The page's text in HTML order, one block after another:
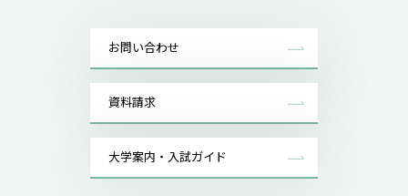
お問い合わせ
資料請求
大学案内・入試ガイド